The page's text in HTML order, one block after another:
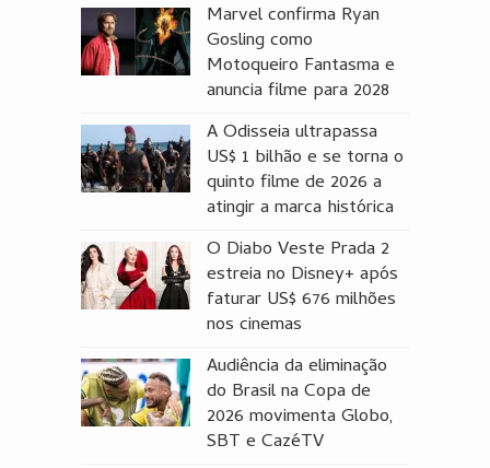
Marvel confirma Ryan
Gosling como
Motoqueiro Fantasma e
anuncia filme para 2028
A Odisseia ultrapassa
US$ 1 bilhão e se torna o
quinto filme de 2026 a
atingir a marca histórica
O Diabo Veste Prada 2
estreia no Disney+ após
faturar US$ 676 milhões
nos cinemas
Audiência da eliminação
do Brasil na Copa de
2026 movimenta Globo,
SBT e CazéTV